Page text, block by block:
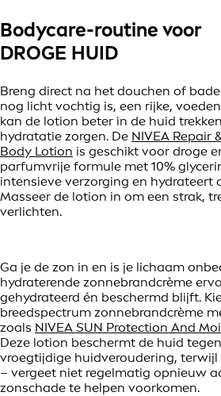
Bodycare-routine voor
DROGE HUID
Breng direct na het douchen of
nog licht vochtig is, een rijke,
kan de lotion beter in de huid
hydratatie zorgen. De NIVEA Repair
Body Lotion is geschikt voor droge
parfumvrije formule met 10%
intensieve verzorging en hydrateert
Masseer de lotion in om een strak,
verlichten.
Ga je de zon in en is je lichaam
hydraterende zonnebrandcrème
gehydrateerd én beschermd blijft.
breedspectrum zonnebrandcrème
zoals NIVEA SUN Protection And
Deze lotion beschermt de huid
vroegtijdige huidveroudering,
– vergeet niet regelmatig opnieuw
zonschade te helpen voorkomen.